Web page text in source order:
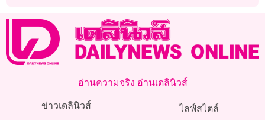
อ่านความจริง อ่านเดลินิวส์
ข่าวเดลินิวส์
ไลฟ์สไตล์